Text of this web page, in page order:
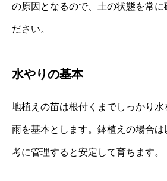
の原因となるので、土の状態を常に
ださい。
水やりの基本
地植えの苗は根付くまでしっかり
雨を基本とします。鉢植えの場合
考に管理すると安定して育ちます。